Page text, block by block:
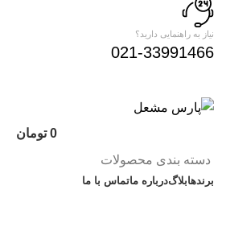
نیاز به راهنمایی دارید؟
021-33991466
0 تومان
دسته بندی محصولات
برندهابلاگدرباره ماتماس با ما